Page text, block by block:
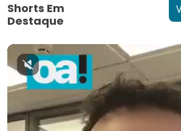
Shorts Em
Destaque